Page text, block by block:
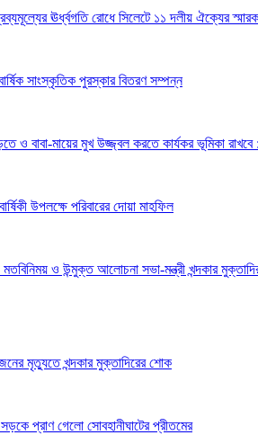
ঊর্ধ্বগতি রোধে সিলেটে ১১ দলীয় ঐক্যের
সাংস্কৃতিক পুরস্কার বিতরণ সম্পন্ন
ও বাবা-মায়ের মুখ উজ্জ্বল করতে কার্যকর ভূমিকা
উপলক্ষে পরিবারের দোয়া মাহফিল
ও উন্মুক্ত আলোচনা সভা-মন্ত্রী খন্দকার
মৃত্যুতে খন্দকার মুক্তাদিরের শোক
প্রাণ গেলো সোবহানীঘাটের প্রীতমের